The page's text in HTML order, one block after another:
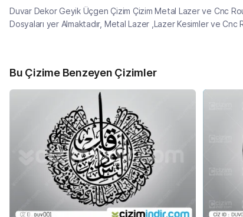
Duvar Dekor Geyik Üçgen Çizim Çizim Metal Lazer ve Cnc
Dosyaları yer Almaktadır, Metal Lazer ,Lazer Kesimler ve Cnc
Bu Çizime Benzeyen Çizimler